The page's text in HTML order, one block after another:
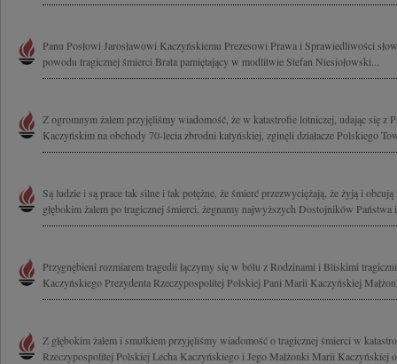
Panu Posłowi Jarosławowi Kaczyńskiemu Prezesowi Prawa i Sprawiedliwości
powodu tragicznej śmierci Brata pamiętający w modlitwie Stefan Niesiołowski...
Z ogromnym żalem przyjęliśmy wiadomość, że w katastrofie lotniczej, udając się z
Kaczyńskim na obchody 70-lecia zbrodni katyńskiej, zginęli działacze Polskiego
Są ludzie i są prace tak silne i tak potężne, że śmierć przezwyciężają, że żyją i
głębokim żalem po tragicznej śmierci, żegnamy najwyższych Dostojników Państwa
Przygnębieni rozmiarem tragedii łączymy się w bólu z Rodzinami i Bliskimi
Kaczyńskiego Prezydenta Rzeczypospolitej Polskiej Pani Marii Kaczyńskiej
Z głębokim żalem i smutkiem przyjęliśmy wiadomość o tragicznej śmierci w
Rzeczypospolitej Polskiej Lecha Kaczyńskiego i Jego Małżonki Marii Kaczyńskiej